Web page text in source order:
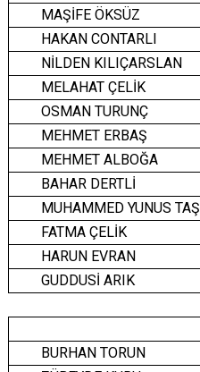
MAŞİFE ÖKSÜZ
HAKAN CONTARLI
NİLDEN KILIÇARSLAN
MELAHAT ÇELİK
OSMAN TURUNÇ
MEHMET ERBAŞ
MEHMET ALBOĞA
BAHAR DERTLİ
MUHAMMED YUNUS TAŞ
FATMA ÇELİK
HARUN EVRAN
GUDDUSİ ARIK
BURHAN TORUN